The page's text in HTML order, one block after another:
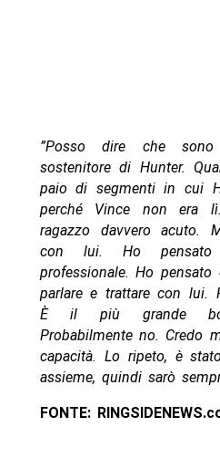
”Posso dire che
sostenitore di Hunter.
paio di segmenti in cui
perché Vince non era
ragazzo davvero acuto.
con lui. Ho
professionale. Ho
parlare e trattare con lui.
È il più grande
Probabilmente no. Credo
capacità. Lo ripeto, è
assieme, quindi sarò
FONTE: